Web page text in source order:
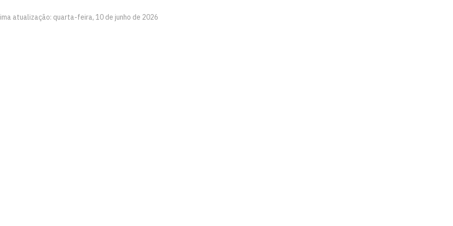
atualização: quarta-feira, 10 de junho de 2026